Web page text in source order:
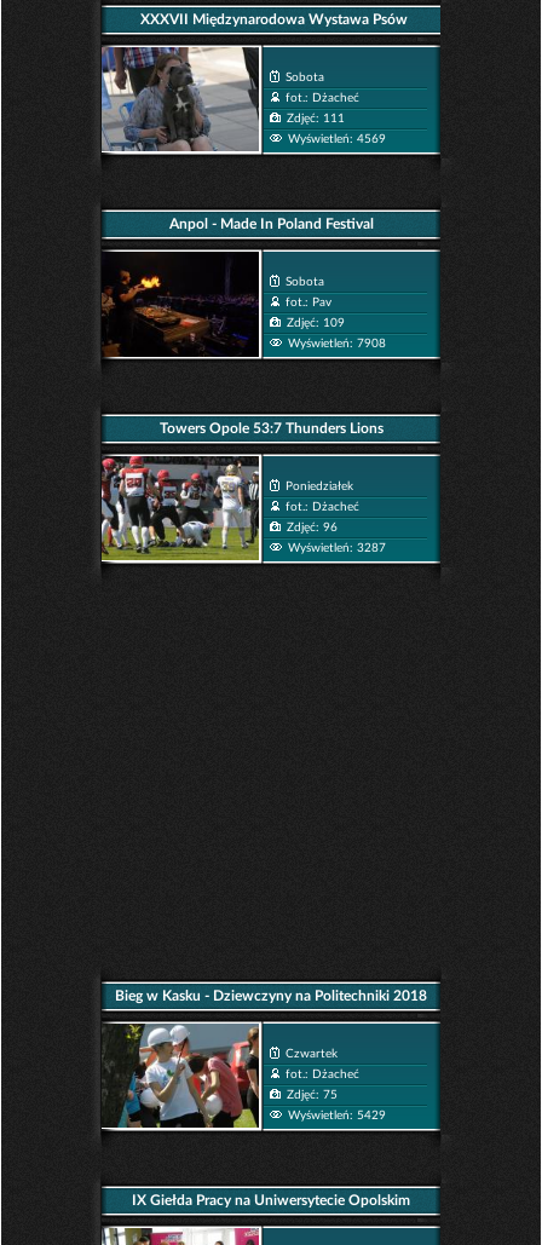
XXXVII Międzynarodowa Wystawa Psów
Rasowych w Opolu
Sobota
fot.: Dżacheć
Zdjęć: 111
Wyświetleń: 4569
Anpol - Made In Poland Festival
Sobota
fot.: Pav
Zdjęć: 109
Wyświetleń: 7908
Towers Opole 53:7 Thunders Lions
Poniedziałek
fot.: Dżacheć
Zdjęć: 96
Wyświetleń: 3287
Bieg w Kasku - Dziewczyny na Politechniki 2018
Czwartek
fot.: Dżacheć
Zdjęć: 75
Wyświetleń: 5429
IX Giełda Pracy na Uniwersytecie Opolskim